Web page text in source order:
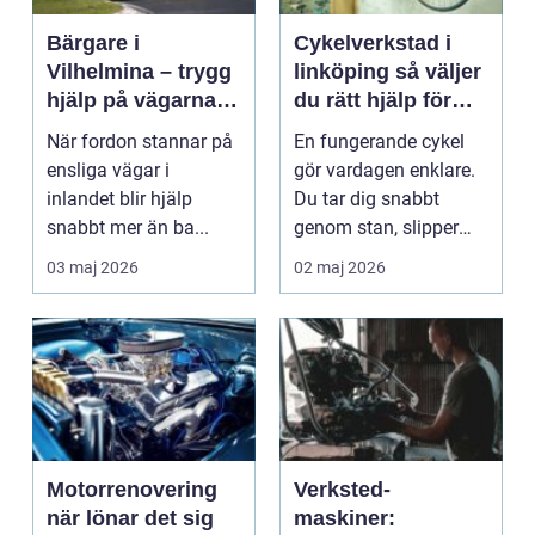
Bärgare i
Vilhelmina – trygg
hjälp på vägarna
året runt
När fordon stannar på
ensliga vägar i
inlandet blir hjälp
snabbt mer än ba...
03 maj 2026
Cykelverkstad i
linköping så väljer
du rätt hjälp för
din cykel
En fungerande cykel
gör vardagen enklare.
Du tar dig snabbt
genom stan, slipper
köer och får motion ...
02 maj 2026
Motorrenovering
när lönar det sig
Verksted-
maskiner: